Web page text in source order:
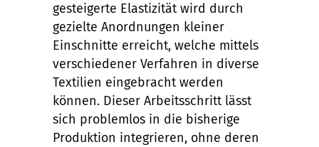
gesteigerte Elastizität wird durch
gezielte Anordnungen kleiner
Einschnitte erreicht, welche mittels
verschiedener Verfahren in diverse
Textilien eingebracht werden
können. Dieser Arbeitsschritt lässt
sich problemlos in die bisherige
Produktion integrieren, ohne deren